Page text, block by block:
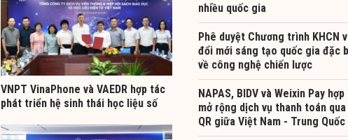
VNPT VinaPhone và VAEDR hợp tác
phát triển hệ sinh thái học liệu số
nhiều quốc gia
Phê duyệt Chương trình KHCN
đổi mới sáng tạo quốc gia đặc
về công nghệ chiến lược
NAPAS, BIDV và Weixin Pay
mở rộng dịch vụ thanh toán qua
QR giữa Việt Nam - Trung Quốc